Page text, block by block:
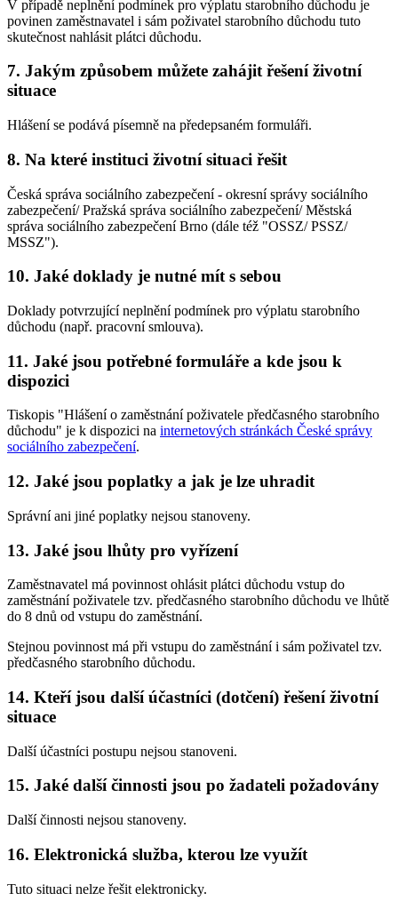
V případě neplnění podmínek pro výplatu starobního důchodu je
povinen zaměstnavatel i sám poživatel starobního důchodu tuto
skutečnost nahlásit plátci důchodu.
7. Jakým způsobem můžete zahájit řešení životní
situace
Hlášení se podává písemně na předepsaném formuláři.
8. Na které instituci životní situaci řešit
Česká správa sociálního zabezpečení - okresní správy sociálního
zabezpečení/ Pražská správa sociálního zabezpečení/ Městská
správa sociálního zabezpečení Brno (dále též "OSSZ/ PSSZ/
MSSZ").
10. Jaké doklady je nutné mít s sebou
Doklady potvrzující neplnění podmínek pro výplatu starobního
důchodu (např. pracovní smlouva).
11. Jaké jsou potřebné formuláře a kde jsou k
dispozici
Tiskopis "Hlášení o zaměstnání poživatele předčasného starobního
důchodu" je k dispozici na internetových stránkách České správy
sociálního zabezpečení.
12. Jaké jsou poplatky a jak je lze uhradit
Správní ani jiné poplatky nejsou stanoveny.
13. Jaké jsou lhůty pro vyřízení
Zaměstnavatel má povinnost ohlásit plátci důchodu vstup do
zaměstnání poživatele tzv. předčasného starobního důchodu ve lhůtě
do 8 dnů od vstupu do zaměstnání.
Stejnou povinnost má při vstupu do zaměstnání i sám poživatel tzv.
předčasného starobního důchodu.
14. Kteří jsou další účastníci (dotčení) řešení životní
situace
Další účastníci postupu nejsou stanoveni.
15. Jaké další činnosti jsou po žadateli požadovány
Další činnosti nejsou stanoveny.
16. Elektronická služba, kterou lze využít
Tuto situaci nelze řešit elektronicky.